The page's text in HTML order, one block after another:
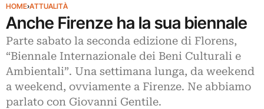
HOME›ATTUALITÀ
Anche Firenze ha la sua biennale
Parte sabato la seconda edizione di Florens,
“Biennale Internazionale dei Beni Culturali e
Ambientali”. Una settimana lunga, da weekend
a weekend, ovviamente a Firenze. Ne abbiamo
parlato con Giovanni Gentile.